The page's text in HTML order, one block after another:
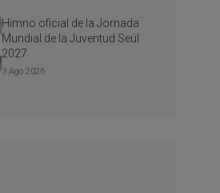
Himno oficial de la Jornada
Mundial de la Juventud Seúl
2027
3 Ago 2026